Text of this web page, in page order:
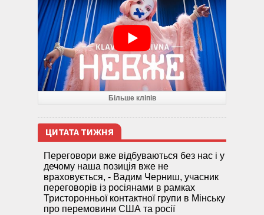
Більше кліпів
ЦИТАТА ТИЖНЯ
Переговори вже відбуваються без нас і у
дечому наша позиція вже не
враховується, - Вадим Черниш, учасник
переговорів із росіянами в рамках
Тристоронньої контактної групи в Мінську
про перемовини США та росії